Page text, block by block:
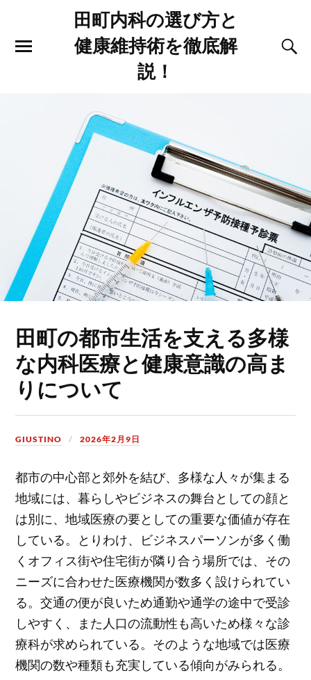
田町内科の選び方と
健康維持術を徹底解
説！
田町の都市生活を支える多様
な内科医療と健康意識の高ま
りについて
GIUSTINO 2026年2月9日
都市の中心部と郊外を結び、多様な人々が集まる
地域には、暮らしやビジネスの舞台としての顔と
は別に、地域医療の要としての重要な価値が存在
している。
とりわけ、ビジネスパーソンが多く働
くオフィス街や住宅街が隣り合う場所では、その
ニーズに合わせた医療機関が数多く設けられてい
る。交通の便が良いため通勤や通学の途中で受診
しやすく、また人口の流動性も高いため様々な診
療科が求められている。そのような地域では医療
機関の数や種類も充実している傾向がみられる。